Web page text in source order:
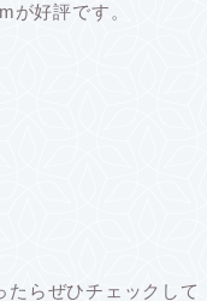
好評です。
らぜひチェックして